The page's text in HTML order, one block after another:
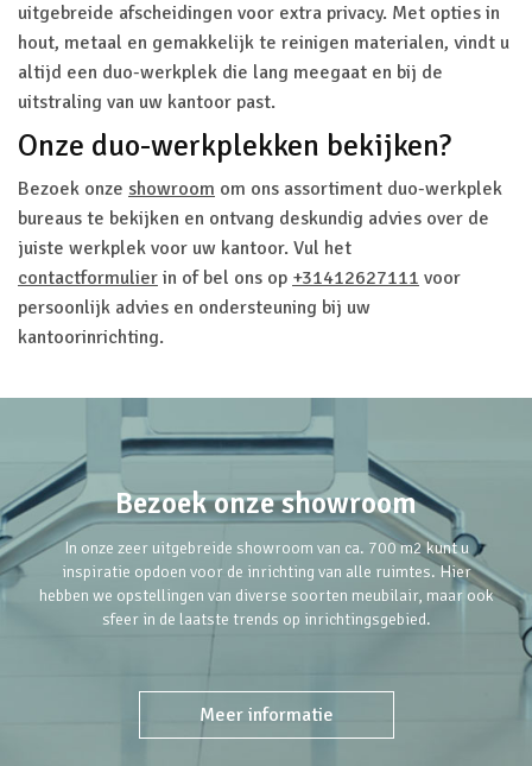
uitgebreide afscheidingen voor extra privacy. Met opties in
hout, metaal en gemakkelijk te reinigen materialen, vindt u
altijd een duo-werkplek die lang meegaat en bij de
uitstraling van uw kantoor past.
Onze duo-werkplekken bekijken?
Bezoek onze showroom om ons assortiment duo-werkplek
bureaus te bekijken en ontvang deskundig advies over de
juiste werkplek voor uw kantoor. Vul het
contactformulier in of bel ons op +31412627111 voor
persoonlijk advies en ondersteuning bij uw
kantoorinrichting.
Bezoek onze showroom
In onze zeer uitgebreide showroom van ca. 700 m2 kunt u
inspiratie opdoen voor de inrichting van alle ruimtes. Hier
hebben we opstellingen van diverse soorten meubilair, maar ook
sfeer in de laatste trends op inrichtingsgebied.
Meer informatie